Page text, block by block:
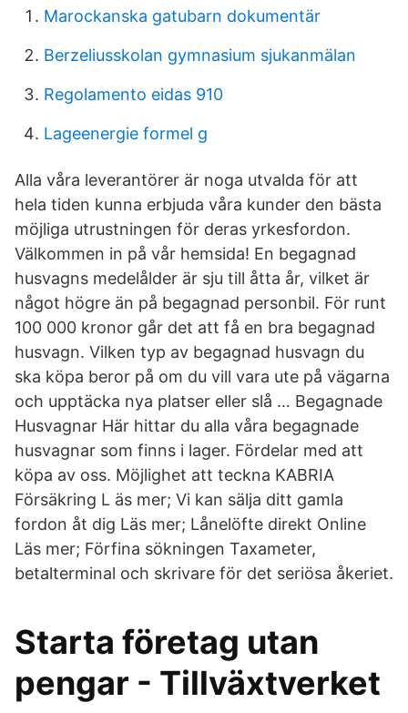
Marockanska gatubarn dokumentär
Berzeliusskolan gymnasium sjukanmälan
Regolamento eidas 910
Lageenergie formel g
Alla våra leverantörer är noga utvalda för att
hela tiden kunna erbjuda våra kunder den bästa
möjliga utrustningen för deras yrkesfordon.
Välkommen in på vår hemsida! En begagnad
husvagns medelålder är sju till åtta år, vilket är
något högre än på begagnad personbil. För runt
100 000 kronor går det att få en bra begagnad
husvagn. Vilken typ av begagnad husvagn du
ska köpa beror på om du vill vara ute på vägarna
och upptäcka nya platser eller slå … Begagnade
Husvagnar Här hittar du alla våra begagnade
husvagnar som finns i lager. Fördelar med att
köpa av oss. Möjlighet att teckna KABRIA
Försäkring L äs mer; Vi kan sälja ditt gamla
fordon åt dig Läs mer; Lånelöfte direkt Online
Läs mer; Förfina sökningen Taxameter,
betalterminal och skrivare för det seriösa åkeriet.
Starta företag utan
pengar - Tillväxtverket